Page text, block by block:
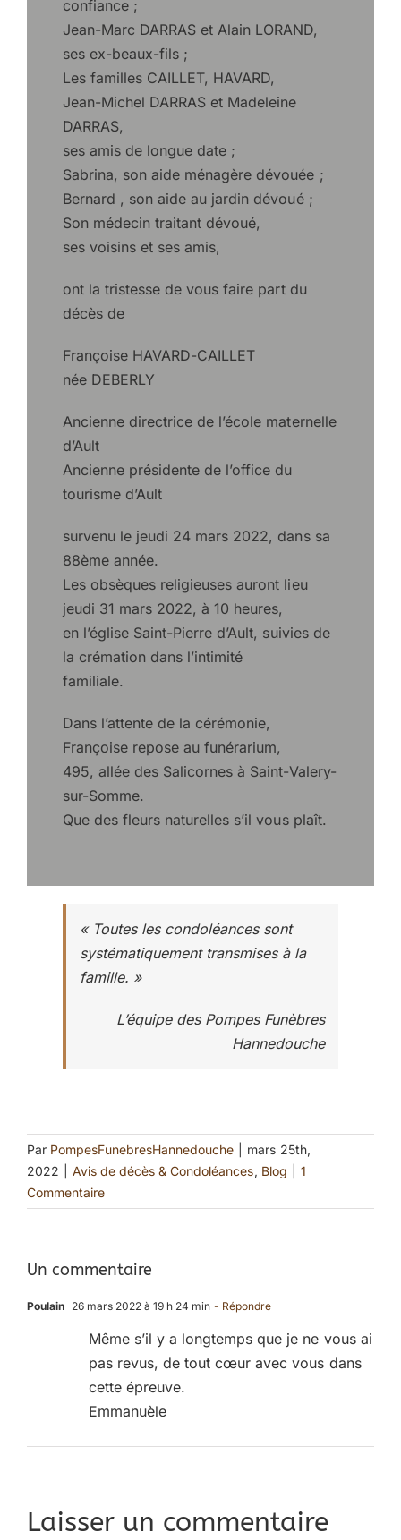
confiance ;
Jean-Marc DARRAS et Alain LORAND,
ses ex-beaux-fils ;
Les familles CAILLET, HAVARD,
Jean-Michel DARRAS et Madeleine
DARRAS,
ses amis de longue date ;
Sabrina, son aide ménagère dévouée ;
Bernard , son aide au jardin dévoué ;
Son médecin traitant dévoué,
ses voisins et ses amis,
ont la tristesse de vous faire part du
décès de
Françoise HAVARD-CAILLET
née DEBERLY
Ancienne directrice de l’école maternelle
d’Ault
Ancienne présidente de l’office du
tourisme d’Ault
survenu le jeudi 24 mars 2022, dans sa
88ème année.
Les obsèques religieuses auront lieu
jeudi 31 mars 2022, à 10 heures,
en l’église Saint-Pierre d’Ault, suivies de
la crémation dans l’intimité
familiale.
Dans l’attente de la cérémonie,
Françoise repose au funérarium,
495, allée des Salicornes à Saint-Valery-
sur-Somme.
Que des fleurs naturelles s’il vous plaît.
« Toutes les condoléances sont
systématiquement transmises à la
famille. »
L’équipe des Pompes Funèbres
Hannedouche
Par PompesFunebresHannedouche
mars 25th,
2022
Avis de décès & Condoléances, Blog
1
Commentaire
Un commentaire
Poulain 26 mars 2022 à 19 h 24 min - Répondre
Même s’il y a longtemps que je ne vous ai
pas revus, de tout cœur avec vous dans
cette épreuve.
Emmanuèle
Laisser un commentaire